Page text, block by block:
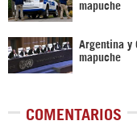
mapuche
Argentina y
mapuche
COMENTARIOS